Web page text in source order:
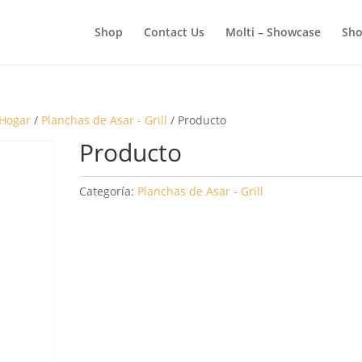
Shop Contact Us Molti – Showcase
PRODUCTOS
/ Planchas de Asar - Grill / Producto
Producto
Categoría: Planchas de Asar - Grill